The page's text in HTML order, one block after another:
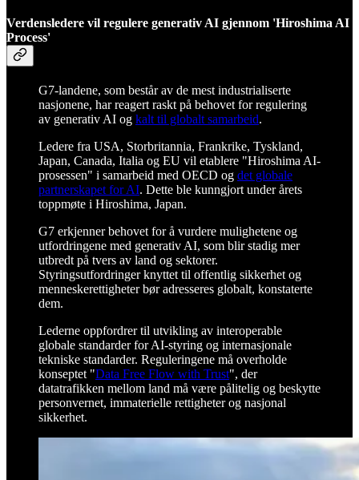
Verdensledere vil regulere generativ AI gjennom 'Hiroshima AI
Process'
G7-landene, som består av de mest industrialiserte
nasjonene, har reagert raskt på behovet for regulering
av generativ AI og kalt til globalt samarbeid.
Ledere fra USA, Storbritannia, Frankrike, Tyskland,
Japan, Canada, Italia og EU vil etablere "Hiroshima AI-
prosessen" i samarbeid med OECD og det globale
partnerskapet for AI. Dette ble kunngjort under årets
toppmøte i Hiroshima, Japan.
G7 erkjenner behovet for å vurdere mulighetene og
utfordringene med generativ AI, som blir stadig mer
utbredt på tvers av land og sektorer.
Styringsutfordringer knyttet til offentlig sikkerhet og
menneskerettigheter bør adresseres globalt, konstaterte
dem.
Lederne oppfordrer til utvikling av interoperable
globale standarder for AI-styring og internasjonale
tekniske standarder. Reguleringene må overholde
konseptet "Data Free Flow with Trust", der
datatrafikken mellom land må være pålitelig og beskytte
personvernet, immaterielle rettigheter og nasjonal
sikkerhet.